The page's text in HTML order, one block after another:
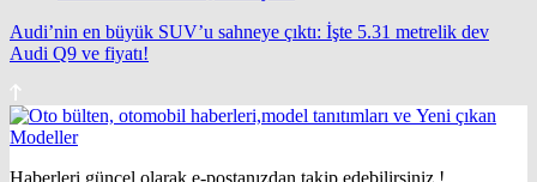
Audi’nin en büyük SUV’u sahneye çıktı: İşte 5.31 metrelik dev
Audi Q9 ve fiyatı!
Haberleri güncel olarak e-postanızdan takip edebilirsiniz !